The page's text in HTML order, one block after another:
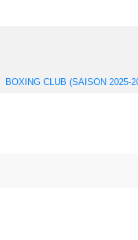
BOXING CLUB (SAISON 2025-